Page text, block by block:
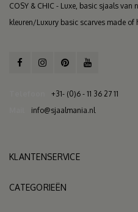
COSY & CHIC - Luxe, basic sjaals van
kleuren/Luxury basic scarves made
+31- (0)6 - 11 36 27 11
info@sjaalmania.nl
KLANTENSERVICE
CATEGORIEËN